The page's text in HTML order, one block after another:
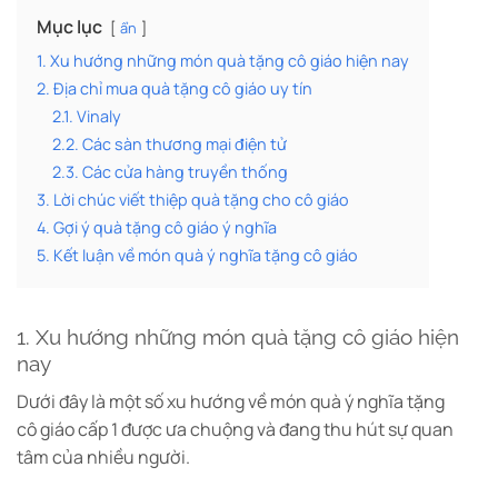
Mục lục ẩn
1. Xu hướng những món quà tặng cô giáo hiện nay
2. Địa chỉ mua quà tặng cô giáo uy tín
2.1. Vinaly
2.2. Các sàn thương mại điện tử
2.3. Các cửa hàng truyền thống
3. Lời chúc viết thiệp quà tặng cho cô giáo
4. Gợi ý quà tặng cô giáo ý nghĩa
5. Kết luận về món quà ý nghĩa tặng cô giáo
1. Xu hướng những món quà tặng cô giáo hiện
nay
Dưới đây là một số xu hướng về món quà ý nghĩa tặng
cô giáo cấp 1 được ưa chuộng và đang thu hút sự quan
tâm của nhiều người.